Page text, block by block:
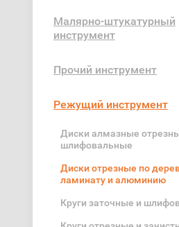
Малярно-штукатурный
инструмент
Прочий инструмент
Режущий инструмент
Диски алмазные
шлифовальные
Диски отрезные по
ламинату и алюминию
Круги заточные и